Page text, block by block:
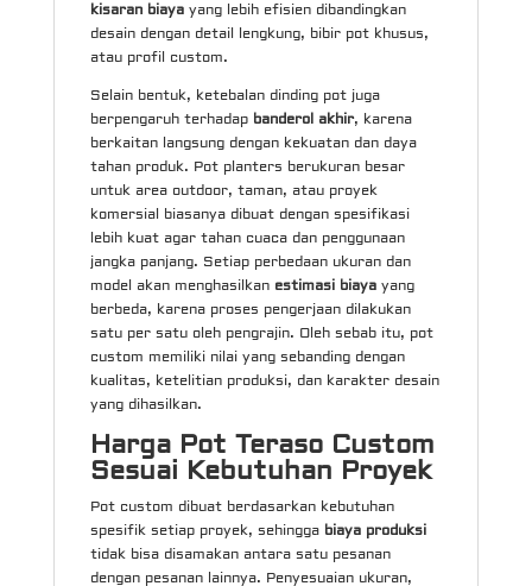
kisaran biayayang lebih efisien dibandingkan
desain dengan detail lengkung, bibir pot khusus,
atau profil custom.
Selain bentuk, ketebalan dinding pot juga
berpengaruh terhadap banderol akhir, karena
berkaitan langsung dengan kekuatan dan daya
tahan produk. Pot planters berukuran besar
untuk area outdoor, taman, atau proyek
komersial biasanya dibuat dengan spesifikasi
lebih kuat agar tahan cuaca dan penggunaan
jangka panjang. Setiap perbedaan ukuran dan
model akan menghasilkan estimasi biayayang
berbeda, karena proses pengerjaan dilakukan
satu per satu oleh pengrajin. Oleh sebab itu, pot
custom memiliki nilai yang sebanding dengan
kualitas, ketelitian produksi, dan karakter desain
yang dihasilkan.
Harga Pot Teraso Custom
Sesuai Kebutuhan Proyek
Pot custom dibuat berdasarkan kebutuhan
spesifik setiap proyek, sehingga biaya produksi
tidak bisa disamakan antara satu pesanan
dengan pesanan lainnya. Penyesuaian ukuran,